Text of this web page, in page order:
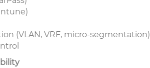
(VLAN, VRF, micro-segmentation)